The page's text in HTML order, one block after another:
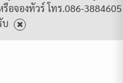
อจองทัวร์ โทร.086-3884605
บ